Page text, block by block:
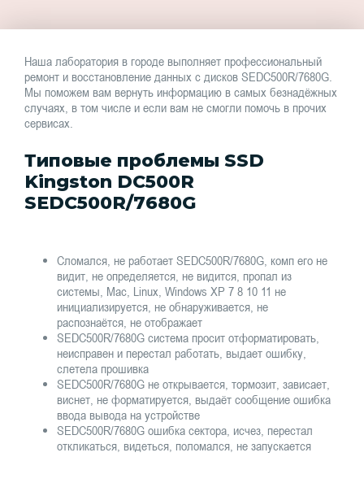
Наша лаборатория в городе выполняет профессиональный
ремонт и восстановление данных с дисков SEDC500R/7680G.
Мы поможем вам вернуть информацию в самых безнадёжных
случаях, в том числе и если вам не смогли помочь в прочих
сервисах.
Типовые проблемы SSD
Kingston DC500R
SEDC500R/7680G
Сломался, не работает SEDC500R/7680G, комп его не
видит, не определяется, не видится, пропал из
системы, Mac, Linux, Windows XP 7 8 10 11 не
инициализируется, не обнаруживается, не
распознаётся, не отображает
SEDC500R/7680G система просит отформатировать,
неисправен и перестал работать, выдает ошибку,
слетела прошивка
SEDC500R/7680G не открывается, тормозит, зависает,
виснет, не форматируется, выдаёт сообщение ошибка
ввода вывода на устройстве
SEDC500R/7680G ошибка сектора, исчез, перестал
откликаться, видеться, поломался, не запускается